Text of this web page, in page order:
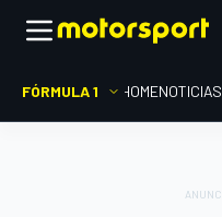
FÓRMULA 1 HOMENOTICIAS